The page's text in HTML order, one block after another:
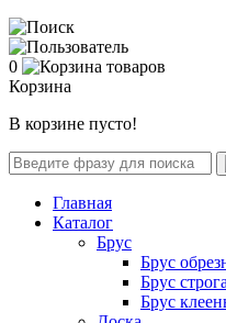
0
Корзина
В корзине пусто!
Главная
Каталог
Брус
Брус
Брус
Брус